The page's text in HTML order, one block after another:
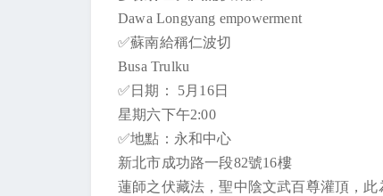
Dawa Longyang empowerment
✅蘇南給稱仁波切
Busa Trulku
✅日期： 5月16日
星期六下午2:00
✅地點：永和中心
新北市成功路一段82號16樓
蓮師之伏藏法，聖中陰文武百尊灌頂，